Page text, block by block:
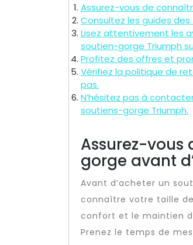
Assurez-vous de
Consultez les guides
Lisez attentivement les
soutien-gorge Triumph
Profitez des offres et
Vérifiez la politique de
pas.
N’hésitez pas à
soutiens-gorge Triumph.
Assurez-
gorge avant
Avant d’acheter un
connaître votre taille
confort et le maintien
Prenez le temps de